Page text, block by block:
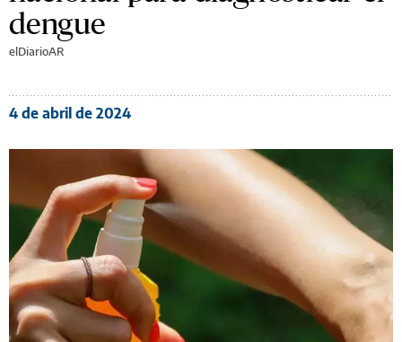
dengue
elDiarioAR
4 de abril de 2024